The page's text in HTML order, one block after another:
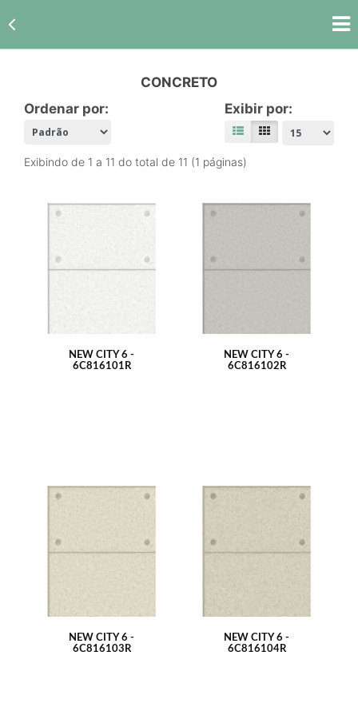
CONCRETO
Exibir por:
Ordenar por:
Exibindo de 1 a 11 do total de 11 (1 páginas)
NEW CITY 6 -
6C816101R
NEW CITY 6 -
6C816102R
NEW CITY 6 -
6C816103R
NEW CITY 6 -
6C816104R